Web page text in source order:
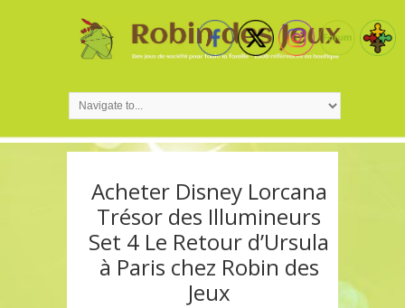
Acheter Disney Lorcana
Trésor des Illumineurs
Set 4 Le Retour d’Ursula
à Paris chez Robin des
Jeux